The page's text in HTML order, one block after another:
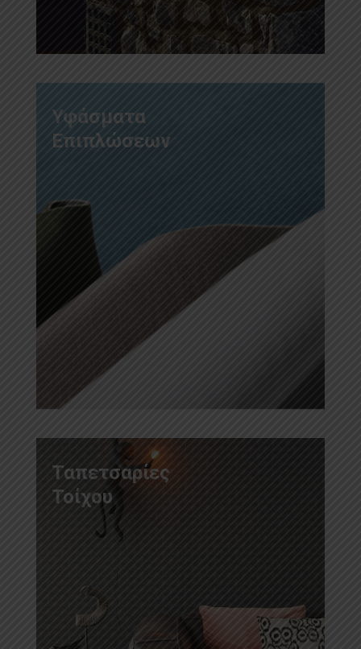
Υφάσματα
Επιπλώσεων
Ταπετσαρίες
Τοίχου